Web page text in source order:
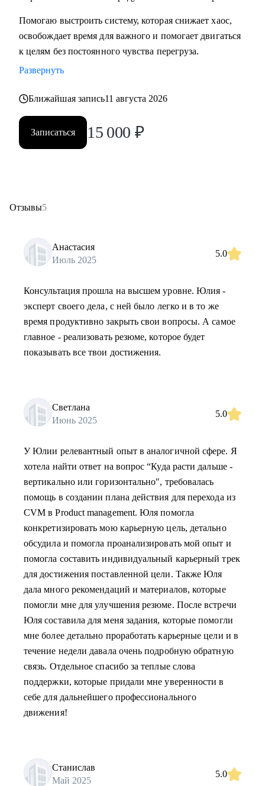
Помогаю выстроить систему, которая снижает хаос,
освобождает время для важного и помогает двигаться
к целям без постоянного чувства перегруза.
Развернуть
Ближайшая запись11 августа 2026
Записаться 15 000 ₽
Отзывы5
Анастасия
Июль 2025
5.0
Консультация прошла на высшем уровне. Юлия -
эксперт своего дела, с ней было легко и в то же
время продуктивно закрыть свои вопросы. А самое
главное - реализовать резюме, которое будет
показывать все твои достижения.
Светлана
Июнь 2025
5.0
У Юлии релевантный опыт в аналогичной сфере. Я
хотела найти ответ на вопрос “Куда расти дальше -
вертикально или горизонтально", требовалась
помощь в создании плана действия для перехода из
CVM в Product management. Юля помогла
конкретизировать мою карьерную цель, детально
обсудила и помогла проанализировать мой опыт и
помогла составить индивидуальный карьерный трек
для достижения поставленной цели. Также Юля
дала много рекомендаций и материалов, которые
помогли мне для улучшения резюме. После встречи
Юля составила для меня задания, которые помогли
мне более детально проработать карьерные цели и в
течение недели давала очень подробную обратную
связь. Отдельное спасибо за теплые слова
поддержки, которые придали мне уверенности в
себе для дальнейшего профессионального
движения!
Станислав
Май 2025
5.0